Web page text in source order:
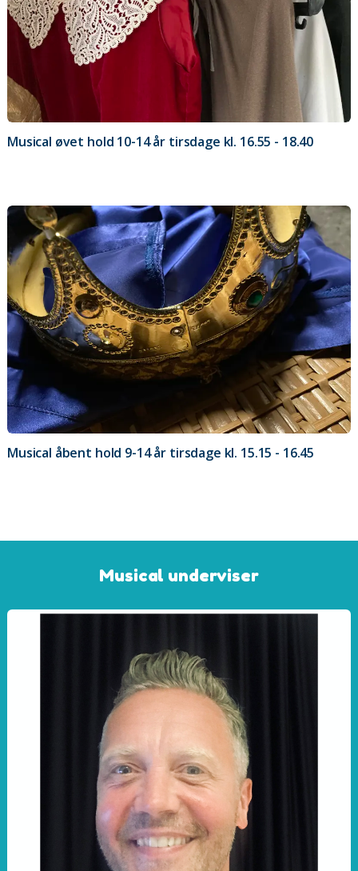
Musical øvet hold 10-14 år tirsdage kl. 16.55 - 18.40
Musical åbent hold 9-14 år tirsdage kl. 15.15 - 16.45
Musical underviser